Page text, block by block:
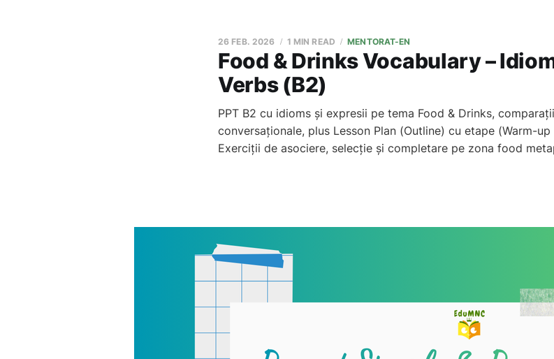
Food & Drinks Vocabulary –
Verbs (B2)
26 FEB. 2026 1 MIN READ MENTORAT-EN
PPT B2 cu idioms și expresii pe tema Food & Drinks,
conversaționale, plus Lesson Plan (Outline) cu etape (Warm-
Exerciții de asociere, selecție și completare pe zona food